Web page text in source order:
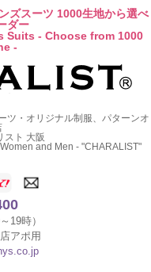
ズスーツ 1000生地から選べ
ダー
Suits - Choose from 1000
-
ツ・オリジナル制服、パターンオ
スト 大阪
and Men - "CHARALIST"
19時）
アポ用